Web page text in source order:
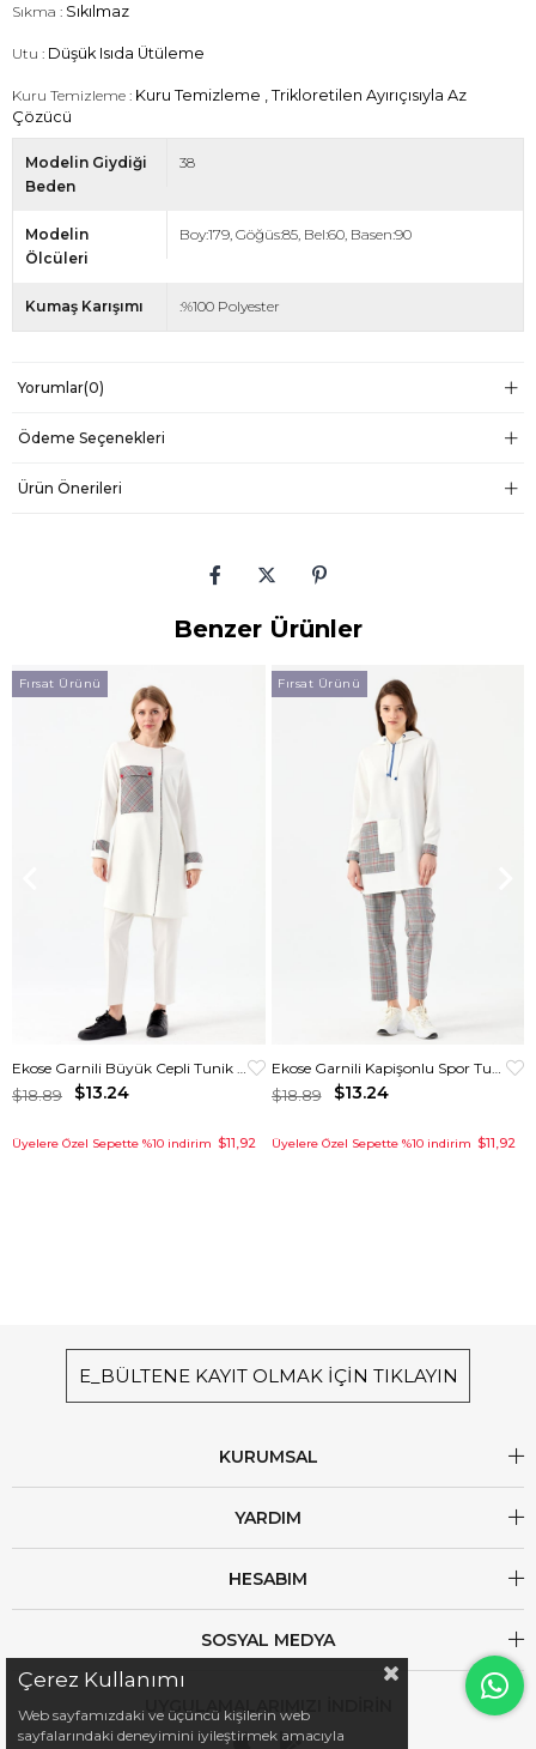
Sıkma : Sıkılmaz
Utu : Düşük Isıda Ütüleme
Kuru Temizleme : Kuru Temizleme , Trikloretilen Ayırıçısıyla Az
Çözücü
Modelin Giydiği
Beden
38
Modelin
Ölcüleri
Boy:179, Göğüs:85, Bel:60, Basen:90
Kumaş Karışımı :%100 Polyester
Yorumlar(0)
Ödeme Seçenekleri
Ürün Önerileri
Benzer Ürünler
Ekose Garnili Büyük Cepli Tunik Ekru
$13.24
$18.89
Fırsat Ürünü
Üyelere Özel Sepette %10 indirim $11,92
Ekose Garnili Kapişonlu Spor Tunik Krem
$13.24
$18.89
Fırsat Ürünü
Üyelere Özel Sepette %10 indirim $11,92
E_BÜLTENE KAYIT OLMAK İÇİN TIKLAYIN
KURUMSAL
YARDIM
HESABIM
SOSYAL MEDYA
UYGULAMALARIMIZI İNDİRİN
Çerez Kullanımı
Web sayfamızdaki ve üçüncü kişilerin web
sayfalarındaki deneyimini iyileştirmek amacıyla